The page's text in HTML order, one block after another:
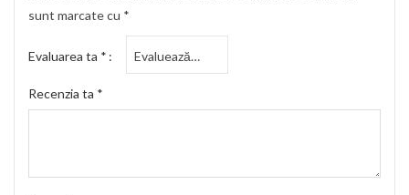
sunt marcate cu *
Evaluarea ta *
Recenzia ta *